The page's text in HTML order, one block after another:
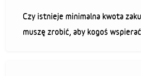
Czy istnieje minimalna kwota
muszę zrobić, aby kogoś